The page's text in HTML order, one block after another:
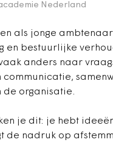
Nederland
als jonge
en bestuurlijke
anders naar
communicatie,
de organisatie.
je dit: je hebt
de nadruk op